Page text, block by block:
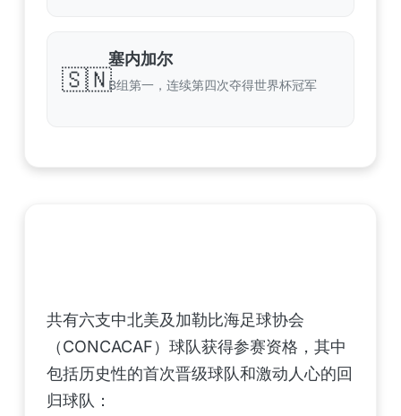
🇸🇳
塞内加尔
B组第一，连续第四次夺得世界杯冠军
共有六支中北美及加勒比海足球协会
（CONCACAF）球队获得参赛资格，其中
包括历史性的首次晋级球队和激动人心的回
归球队：